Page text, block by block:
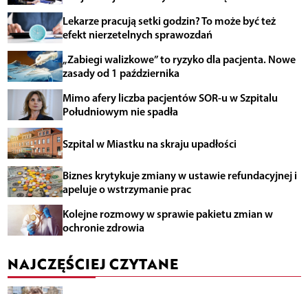
Lekarze pracują setki godzin? To może być też
efekt nierzetelnych sprawozdań
„Zabiegi walizkowe” to ryzyko dla pacjenta. Nowe
zasady od 1 października
Mimo afery liczba pacjentów SOR-u w Szpitalu
Południowym nie spadła
Szpital w Miastku na skraju upadłości
Biznes krytykuje zmiany w ustawie refundacyjnej i
apeluje o wstrzymanie prac
Kolejne rozmowy w sprawie pakietu zmian w
ochronie zdrowia
NAJCZĘŚCIEJ CZYTANE